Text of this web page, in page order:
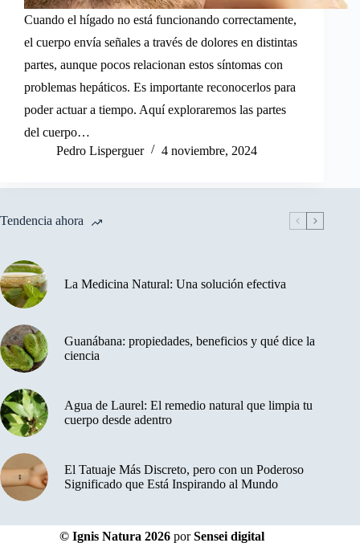
Cuando el hígado no está funcionando correctamente,
el cuerpo envía señales a través de dolores en distintas
partes, aunque pocos relacionan estos síntomas con
problemas hepáticos. Es importante reconocerlos para
poder actuar a tiempo. Aquí exploraremos las partes
del cuerpo…
Pedro Lisperguer
4 noviembre, 2024
Tendencia ahora
La Medicina Natural: Una solución efectiva
Guanábana: propiedades, beneficios y qué dice la
ciencia
Agua de Laurel: El remedio natural que limpia tu
cuerpo desde adentro
El Tatuaje Más Discreto, pero con un Poderoso
Significado que Está Inspirando al Mundo
© Ignis Natura 2026 porSensei digital